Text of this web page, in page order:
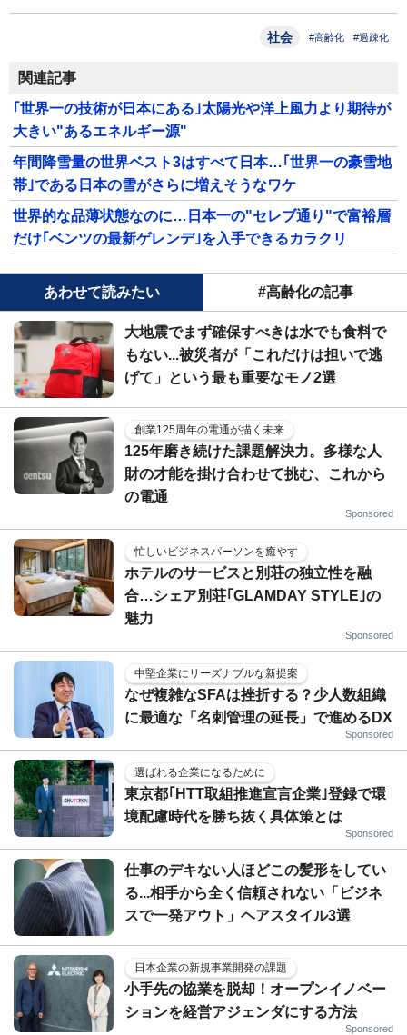
社会 #高齢化 #過疎化
関連記事
｢世界一の技術が日本にある｣太陽光や洋上風力より期待が
大きい"あるエネルギー源"
年間降雪量の世界ベスト3はすべて日本…｢世界一の豪雪地
帯｣である日本の雪がさらに増えそうなワケ
世界的な品薄状態なのに…日本一の"セレブ通り"で富裕層
だけ｢ベンツの最新ゲレンデ｣を入手できるカラクリ
あわせて読みたい #高齢化の記事
大地震でまず確保すべきは水でも食料で
もない...被災者が「これだけは担いで逃
げて」という最も重要なモノ2選
創業125周年の電通が描く未来
125年磨き続けた課題解決力。多様な人
財の才能を掛け合わせて挑む、これから
の電通
Sponsored
忙しいビジネスパーソンを癒やす
ホテルのサービスと別荘の独立性を融
合…シェア別荘｢GLAMDAY STYLE｣の
魅力
Sponsored
中堅企業にリーズナブルな新提案
なぜ複雑なSFAは挫折する？少人数組織
に最適な「名刺管理の延長」で進めるDX
Sponsored
選ばれる企業になるために
東京都｢HTT取組推進宣言企業｣登録で環
境配慮時代を勝ち抜く具体策とは
Sponsored
仕事のデキない人ほどこの髪形をしてい
る...相手から全く信頼されない「ビジネ
スで一発アウト」ヘアスタイル3選
日本企業の新規事業開発の課題
小手先の協業を脱却！オープンイノベー
ションを経営アジェンダにする方法
Sponsored